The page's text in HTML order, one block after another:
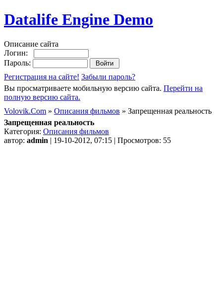
Datalife Engine Demo
Описание сайта
Логин:
Пароль:
Регистрация на сайте! Забыли пароль?
Вы просматриваете мобильную версию сайта. Перейти на
полную версию сайта.
Volovik.Com » Описания фильмов » Запрещенная реальность
Запрещенная реальность
Категория: Описания фильмов
автор: admin | 19-10-2012, 07:15 | Просмотров: 55